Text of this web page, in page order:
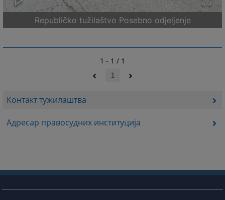
Контакт тужилаштва
Адресар правосудних институција
Republičko tužilaštvo Posebno odjeljenje
1 - 1 / 1
1